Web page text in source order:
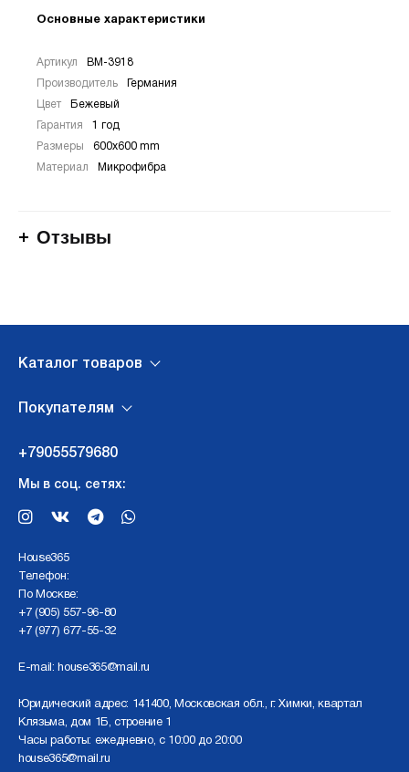
Основные характеристики
Артикул BM-3918
Производитель Германия
Цвет Бежевый
Гарантия 1 год
Размеры 600х600 mm
Материал Микрофибра
Отзывы
Каталог товаров
Покупателям
+79055579680
Мы в соц. сетях:
Нouse365
Телефон:
По Москве:
+7 (905) 557-96-80
+7 (977) 677-55-32
E-mail: house365@mail.ru
Юридический адрес: 141400, Московская обл., г. Химки, квартал
Клязьма, дом 1Б, строение 1
Часы работы: ежедневно, с 10:00 до 20:00
house365@mail.ru